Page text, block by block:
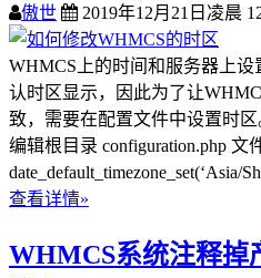
傲世 2019年12月21日凌晨
WHMCS上的时间和服务器上
认时区显示，因此为了让
致，需要在配置文件中设置时区
编辑根目录 configuration.php 文
date_default_timezone_set(‘Asia/
查看详情»
WHMCS系统注释掉